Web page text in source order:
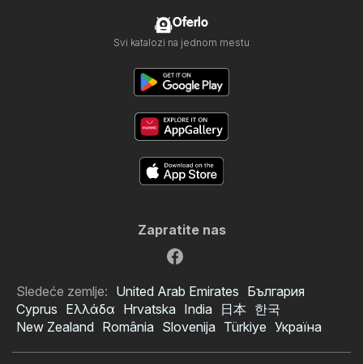
Oferlo
Svi katalozi na jednom mestu
Zapratite nas
Sledeće zemlje: United Arab Emirates България
Cyprus Ελλάδα Hrvatska India 日本 한국
New Zealand România Slovenija Türkiye Україна